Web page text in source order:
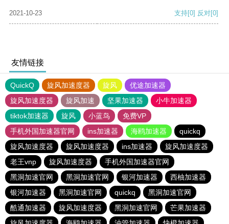
2021-10-23 支持[0] 反对[0]
友情链接
QuickQ 旋风加速度器 旋风
优途加速器
旋风加速度器
旋风加速 坚果加速器
小牛加速器
tiktok加速器
旋风 小蓝鸟
免费VP
手机外国加速器官网
ins加速器 海鸥加速器
quickq
旋风加速度器
旋风加速度器 ins加速器
旋风加速度器
老王vnp
旋风加速度器
手机外国加速器官网
黑洞加速官网
黑洞加速官网 银河加速器
西柚加速器
银河加速器
黑洞加速官网 quickq
黑洞加速官网
酷通加速器
旋风加速度器 黑洞加速官网
芒果加速器